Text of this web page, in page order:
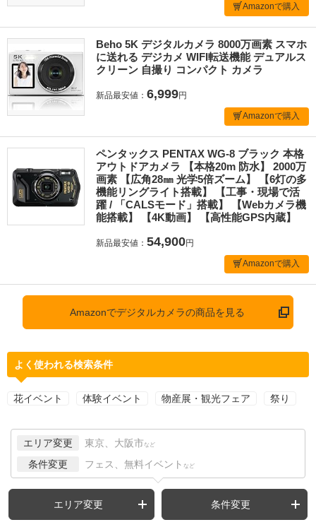
Amazonで購入
Beho 5K デジタルカメラ 8000万画素 スマホ
に送れる デジカメ WIFI転送機能 デュアルス
クリーン 自撮り コンパクト カメラ
新品最安値： 6,999円
Amazonで購入
ペンタックス PENTAX WG-8 ブラック 本格
アウトドアカメラ 【本格20m 防水】 2000万
画素 【広角28㎜ 光学5倍ズーム】 【6灯の多
機能リングライト搭載】 【工事・現場で活
躍 / 「CALSモード」搭載】 【Webカメラ機
能搭載】 【4K動画】 【高性能GPS内蔵】
新品最安値： 54,900円
Amazonで購入
Amazonでデジタルカメラの商品を見る
よく使われる検索条件
花イベント 体験イベント 物産展・観光フェア 祭り
エリア変更 東京、大阪市 など
条件変更 フェス、無料イベント など
エリア変更 条件変更